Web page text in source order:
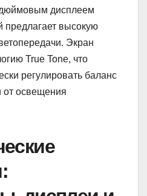
дисплеем
предлагает высокую
Экран
True Tone, что
регулировать баланс
от освещения